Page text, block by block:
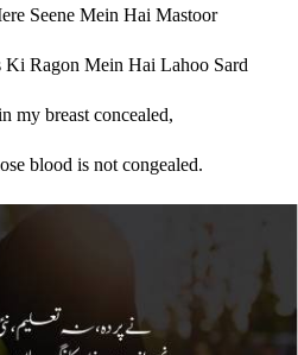
Seene Mein Hai Mastoor
Ki Ragon Mein Hai Lahoo Sard
my breast concealed,
blood is not congealed.